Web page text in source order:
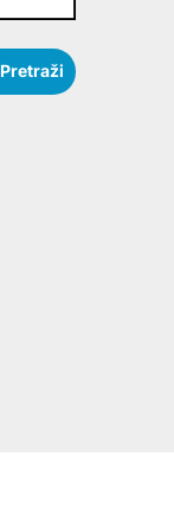
Pretraži